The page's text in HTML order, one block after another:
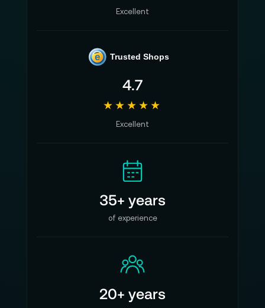
Excellent
e Trusted Shops
4.7
★★★★★
Excellent
35+ years
of experience
20+ years